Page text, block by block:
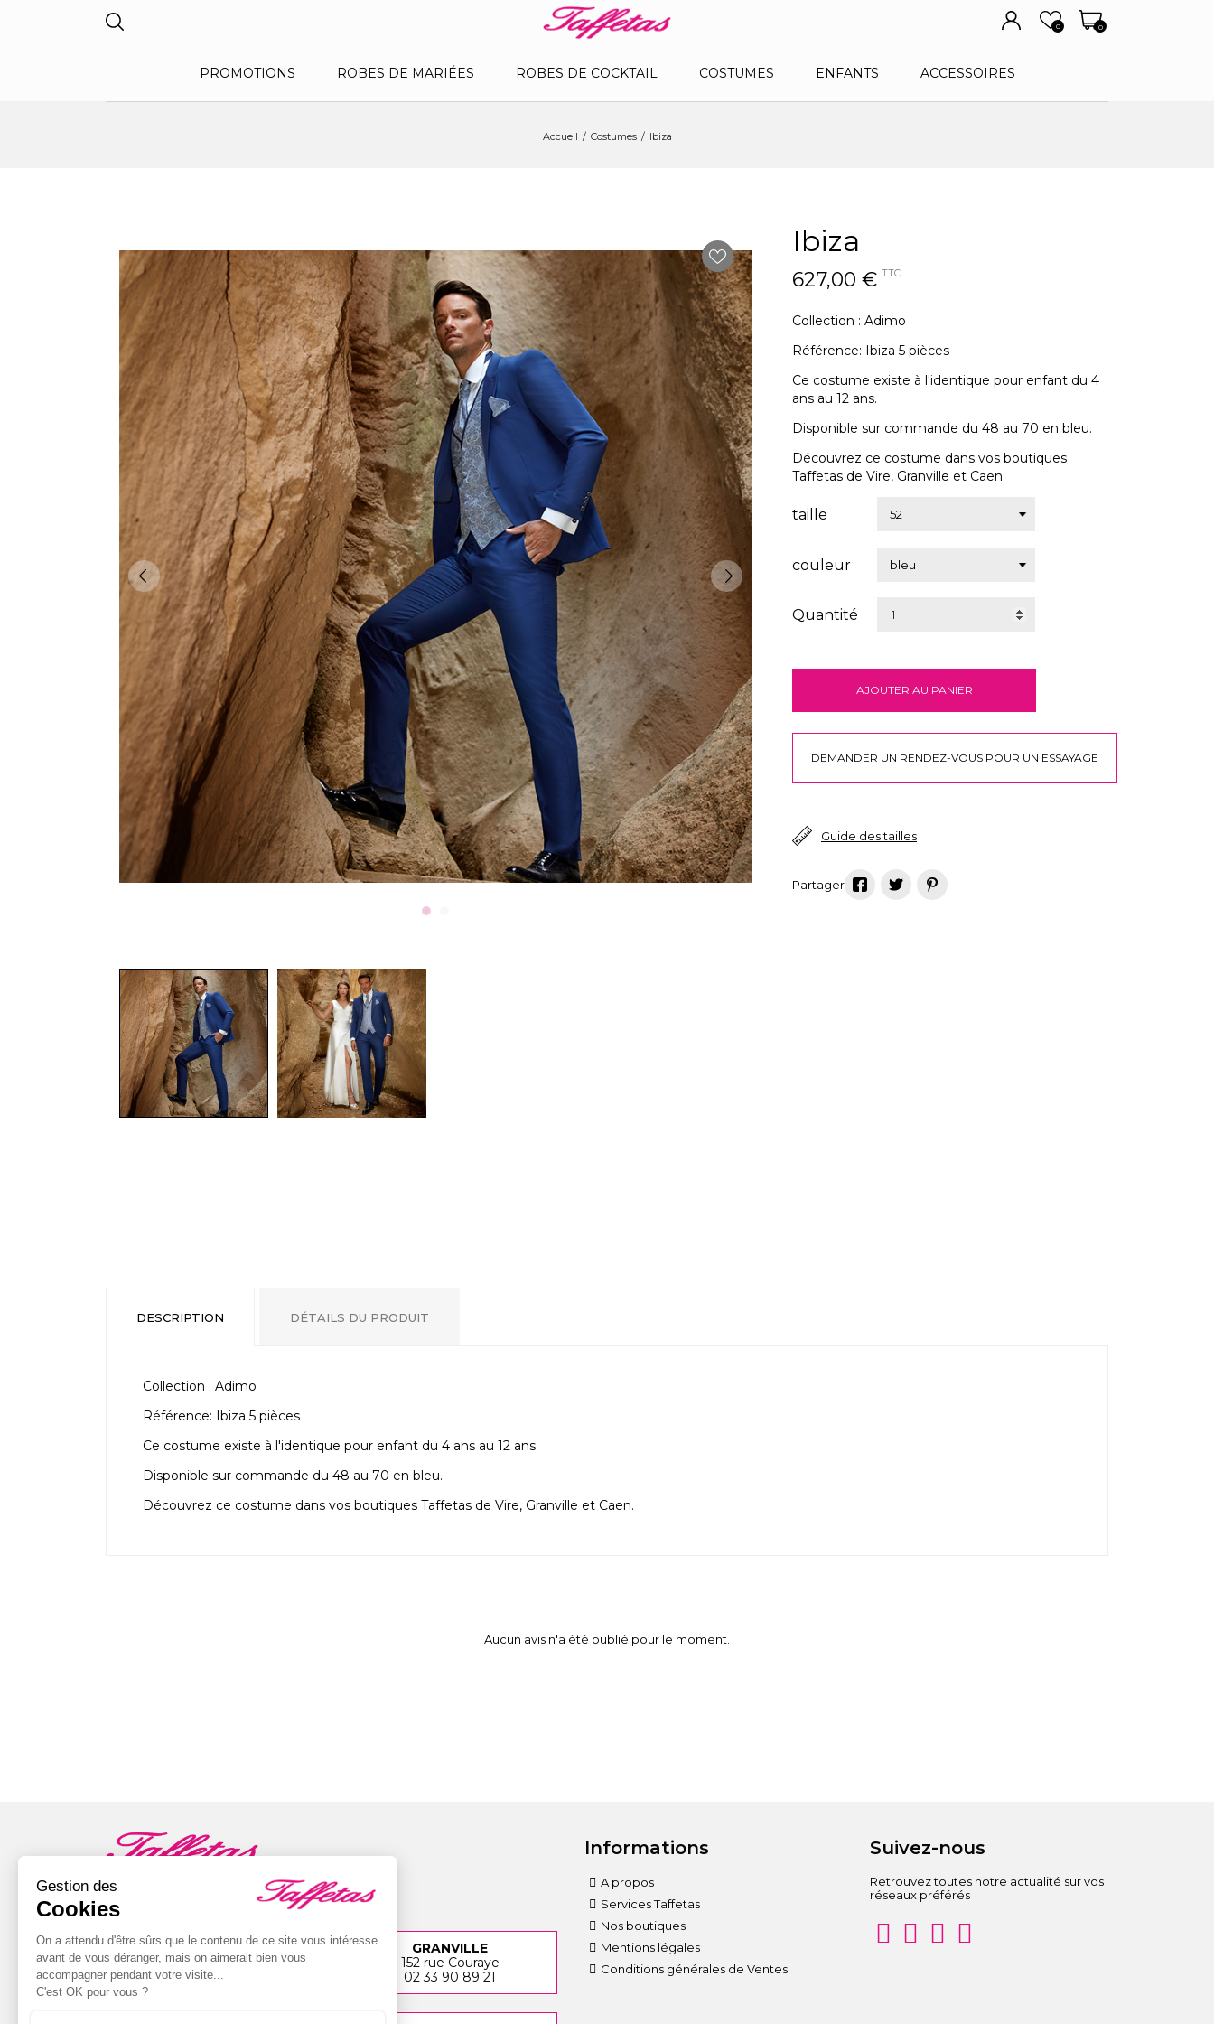
0 0
PROMOTIONS ROBES DE MARIÉES ROBES DE COCKTAIL COSTUMES ENFANTS ACCESSOIRES
Accueil Costumes Ibiza
Ibiza
627,00 € TTC
Collection : Adimo
Référence: Ibiza 5 pièces
Ce costume existe à l'identique pour enfant du 4
ans au 12 ans.
Disponible sur commande du 48 au 70 en bleu.
Découvrez ce costume dans vos boutiques
Taffetas de Vire, Granville et Caen.
taille
couleur
Quantité
AJOUTER AU PANIER
DEMANDER UN RENDEZ-VOUS POUR UN ESSAYAGE
Guide des tailles
DESCRIPTION DÉTAILS DU PRODUIT
Collection : Adimo
Référence: Ibiza 5 pièces
Ce costume existe à l'identique pour enfant du 4 ans au 12 ans.
Disponible sur commande du 48 au 70 en bleu.
Découvrez ce costume dans vos boutiques Taffetas de Vire, Granville et Caen.
Aucun avis n'a été publié pour le moment.
4 boutiques pour vous accompagner
VIRE
23 rue d'Aunay
02 31 68 33 16
GRANVILLE
152 rue Couraye
02 33 90 89 21
Informations
A propos
Services Taffetas
Nos boutiques
Mentions légales
Conditions générales de Ventes
Suivez-nous
Retrouvez toutes notre actualité sur vos
réseaux préférés
Gestion des
Cookies
On a attendu d'être sûrs que le contenu de ce site vous intéresse
avant de vous déranger, mais on aimerait bien vous
accompagner pendant votre visite...
C'est OK pour vous ?